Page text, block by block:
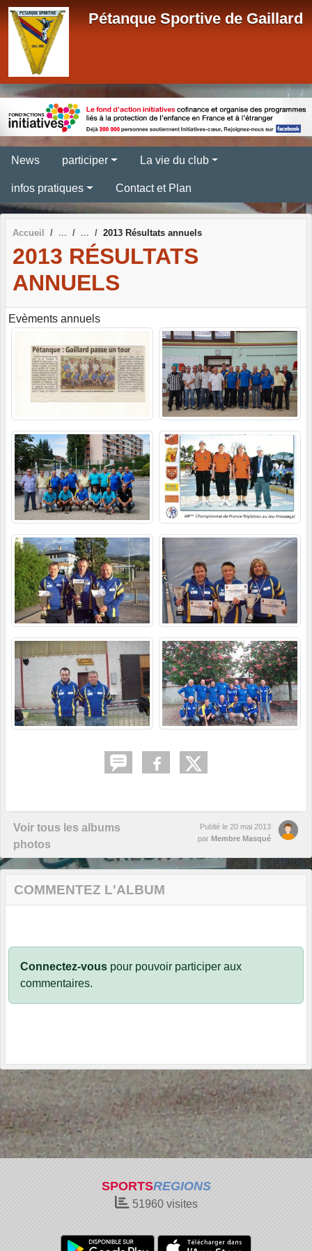
Pétanque Sportive de Gaillard
News participer La vie du club
infos pratiques Contact et Plan
Accueil 2013 Résultats annuels
2013 RÉSULTATS
ANNUELS
Evèments annuels
Voir tous les albums
photos
Publié le 20 mai 2013
par Membre Masqué
COMMENTEZ L'ALBUM
Connectez-vous pour pouvoir participer aux
commentaires.
SPORTSREGIONS
51960visites
Panneau de gestion des cookies